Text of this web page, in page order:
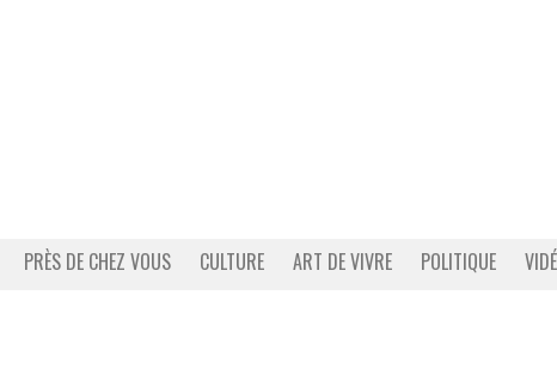
PRÈS DE CHEZ VOUS CULTURE ART DE VIVRE POLITIQUE